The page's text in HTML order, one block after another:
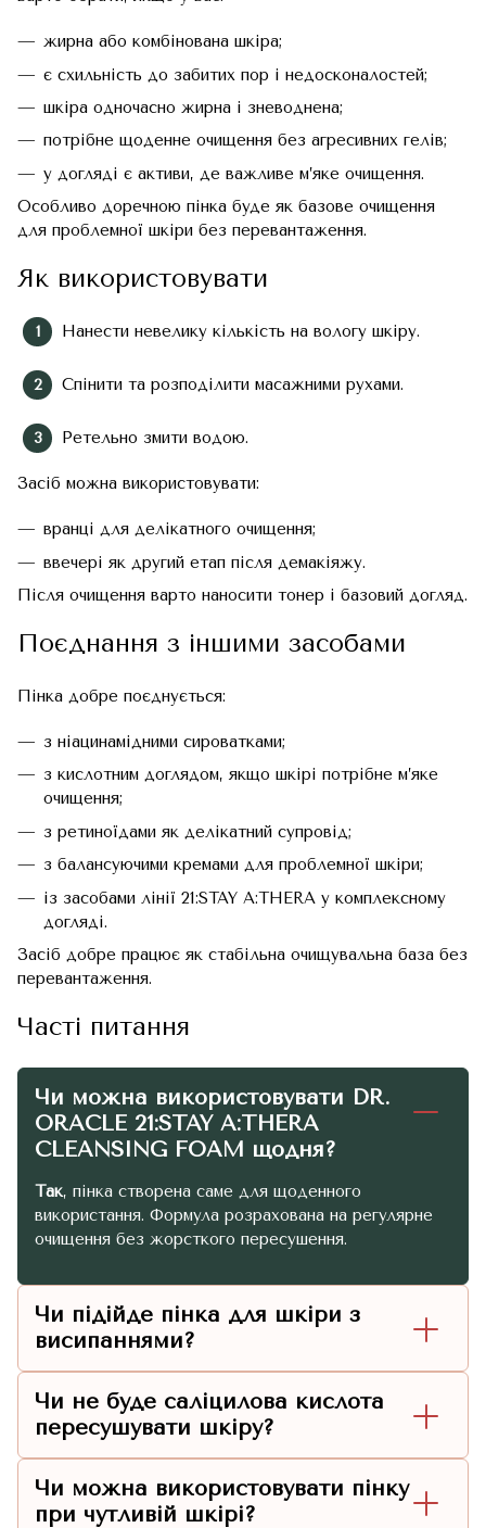
жирна або комбінована шкіра;
є схильність до забитих пор і недосконалостей;
шкіра одночасно жирна і зневоднена;
потрібне щоденне очищення без агресивних гелів;
у догляді є активи, де важливе м’яке очищення.
Особливо доречною пінка буде як базове очищення
для проблемної шкіри без перевантаження.
Як використовувати
Нанести невелику кількість на вологу шкіру.
Спінити та розподілити масажними рухами.
Ретельно змити водою.
Засіб можна використовувати:
вранці для делікатного очищення;
ввечері як другий етап після демакіяжу.
Після очищення варто наносити тонер і базовий догляд.
Поєднання з іншими засобами
Пінка добре поєднується:
з ніацинамідними сироватками;
з кислотним доглядом, якщо шкірі потрібне м’яке
очищення;
з ретиноїдами як делікатний супровід;
з балансуючими кремами для проблемної шкіри;
із засобами лінії 21:STAY A:THERA у комплексному
догляді.
Засіб добре працює як стабільна очищувальна база без
перевантаження.
Часті питання
Чи можна використовувати DR.
ORACLE 21:STAY A:THERA
CLEANSING FOAM щодня?
Так, пінка створена саме для щоденного
використання. Формула розрахована на регулярне
очищення без жорсткого пересушення.
Чи підійде пінка для шкіри з
висипаннями?
Чи не буде саліцилова кислота
пересушувати шкіру?
Чи можна використовувати пінку
при чутливій шкірі?